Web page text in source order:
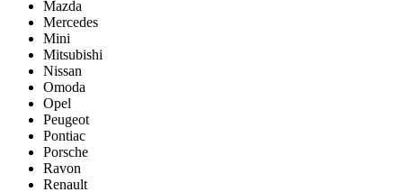
Mazda
Mercedes
Mini
Mitsubishi
Nissan
Omoda
Opel
Peugeot
Pontiac
Porsсhe
Ravon
Renault